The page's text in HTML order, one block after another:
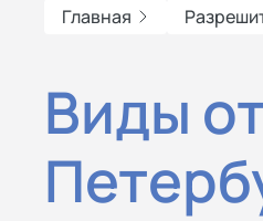
Главная
Виды